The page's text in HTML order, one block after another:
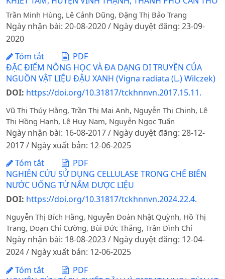
Trần Minh Hùng, Lê Cảnh Dũng, Đặng Thị Bảo Trang
Ngày nhận bài: 20-08-2020 / Ngày duyệt đăng: 23-09-
2020
Tóm tắt
PDF
ĐẶC ĐIỂM NÔNG HỌC VÀ ĐA DẠNG DI TRUYỀN CỦA
NGUỒN VẬT LIỆU ĐẬU XANH (Vigna radiata (L.) Wilczek)
DOI: https://doi.org/10.31817/tckhnnvn.2017.15.11.
Vũ Thị Thúy Hằng, Trần Thị Mai Anh, Nguyễn Thị Chinh, Lê
Thị Hồng Hạnh, Lê Huy Nam, Nguyễn Ngọc Tuấn
Ngày nhận bài: 16-08-2017 / Ngày duyệt đăng: 28-12-
2017 / Ngày xuất bản: 12-06-2025
Tóm tắt
PDF
NGHIÊN CỨU SỬ DỤNG CELLULASE TRONG CHẾ BIẾN
NƯỚC UỐNG TỪ NẤM DƯỢC LIỆU
DOI: https://doi.org/10.31817/tckhnnvn.2024.22.4.
Nguyễn Thị Bích Hằng, Nguyễn Đoàn Nhật Quỳnh, Hồ Thị
Trang, Đoạn Chí Cường, Bùi Đức Thắng, Trần Đình Chí
Ngày nhận bài: 18-08-2023 / Ngày duyệt đăng: 12-04-
2024 / Ngày xuất bản: 12-06-2025
Tóm tắt
PDF